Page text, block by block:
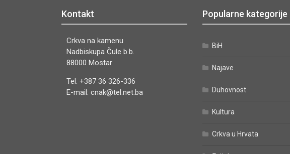
Kontakt
Crkva na kamenu
Nadbiskupa Čule b.b.
88000 Mostar
Tel. +387 36 326-336
E-mail: cnak@tel.net.ba
Popularne kategorije
BiH
Najave
Duhovnost
Kultura
Crkva u Hrvata